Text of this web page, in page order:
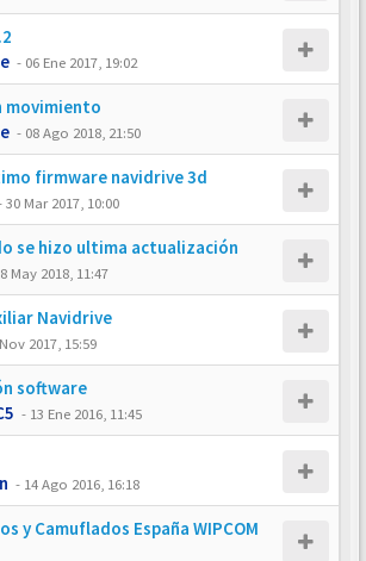
- 06 Ene 2017, 19:02
movimiento
- 08 Ago 2018, 21:50
firmware navidrive 3d
30 Mar 2017, 10:00
se hizo ultima actualización
May 2018, 11:47
Navidrive
2017, 15:59
software
- 13 Ene 2016, 11:45
- 14 Ago 2016, 16:18
y Camuflados España WIPCOM